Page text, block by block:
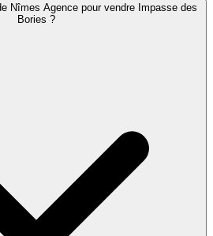
Nîmes Agence pour vendre Impasse des
Bories ?